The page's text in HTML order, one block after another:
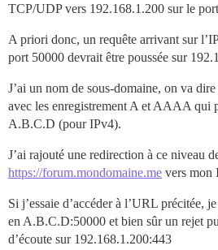
TCP/UDP vers 192.168.1.200 sur le
A priori donc, un requête arrivant sur
port 50000 devrait être poussée sur
J’ai un nom de sous-domaine, on va dire
avec les enregistrement A et AAAA qui
A.B.C.D (pour IPv4).
J’ai rajouté une redirection à ce niveau
https://forum.mondomaine.me vers mon
Si j’essaie d’accéder à l’URL précitée,
en A.B.C.D:50000 et bien sûr un rejet
d’écoute sur 192.168.1.200:443